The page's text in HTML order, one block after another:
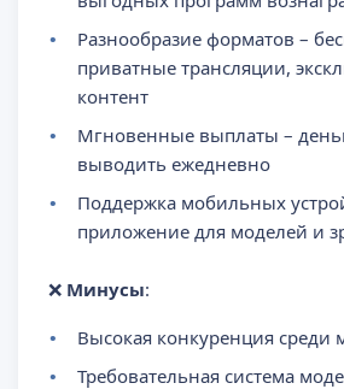
Разнообразие форматов –
приватные трансляции,
контент
Мгновенные выплаты –
выводить ежедневно
Поддержка мобильных
приложение для моделей и
❌ Минусы:
Высокая конкуренция среди
Требовательная система